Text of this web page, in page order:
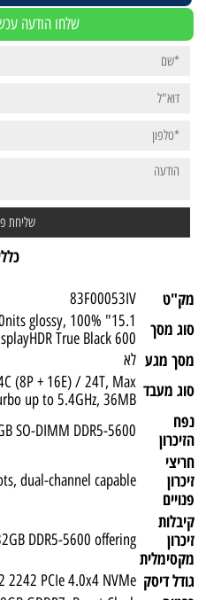
שלחו הודעה
מק"ט
83F00053IV
סוג מסך
glossy, 100%
True Black 600
מסך מגע לא
סוג מעבד (8P + 16E) / 24T, Max
up to 5.4GHz, 36MB
נפח
הזיכרון
SO-DIMM DDR5-5600
חריצי
זיכרון
פנויים
dual-channel capable
קיבלות
זיכרון
מקסימלית
DDR5-5600 offering
גודל דיסק 2242 PCIe 4.0x4 NVMe